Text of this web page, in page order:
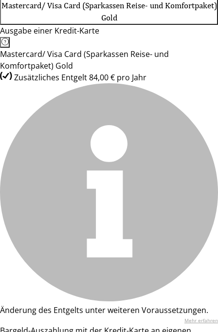
Mastercard/ Visa Card (Sparkassen Reise- und Komfortpaket)
Gold
Ausgabe einer Kredit-Karte
Mastercard/ Visa Card (Sparkassen Reise- und
Komfortpaket) Gold
Zusätzliches Entgelt 84,00 € pro Jahr
Änderung des Entgelts unter weiteren Voraussetzungen.
Mehr erfahren